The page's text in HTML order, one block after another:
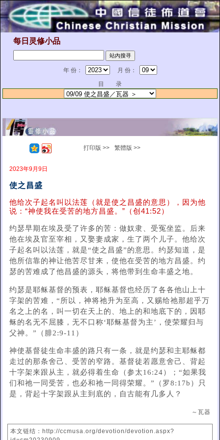
每日灵修小品
年 份：
月 份：
目 录
打印版 >> 繁體版 >>
2023年9月9日
使之昌盛
他给次子起名叫以法莲（就是使之昌盛的意思），因为他
说：“神使我在受苦的地方昌盛。”（创41:52）
约瑟早期在埃及受了许多的苦：做奴隶、受冤坐监。后来
他在埃及官至宰相，又娶妻成家，生了两个儿子。他给次
子起名叫以法莲，就是“使之昌盛”的意思。约瑟知道，是
他所信靠的神让他苦尽甘来，使他在受苦的地方昌盛。约
瑟的苦难成了他昌盛的源头，将他带到生命丰盛之地。
约瑟是耶稣基督的预表，耶稣基督也经历了各各他山上十
字架的苦难，“所以，神将祂升为至高，又赐给祂那超乎万
名之上的名，叫一切在天上的、地上的和地底下的，因耶
稣的名无不屈膝，无不口称‘耶稣基督为主’，使荣耀归与
父神。”（腓2:9-11）
神使基督徒生命丰盛的路只有一条，就是约瑟和主耶稣都
走过的那条舍己、受苦的窄路。基督徒若愿意舍己、背起
十字架来跟从主，就必得着生命（参太16:24）；“如果我
们和祂一同受苦，也必和祂一同得荣耀。”（罗8:17b）只
是，背起十字架跟从主到底的，自古能有几多人？
～瓦器
本文链结：http://ccmusa.org/devotion/devotion.aspx?